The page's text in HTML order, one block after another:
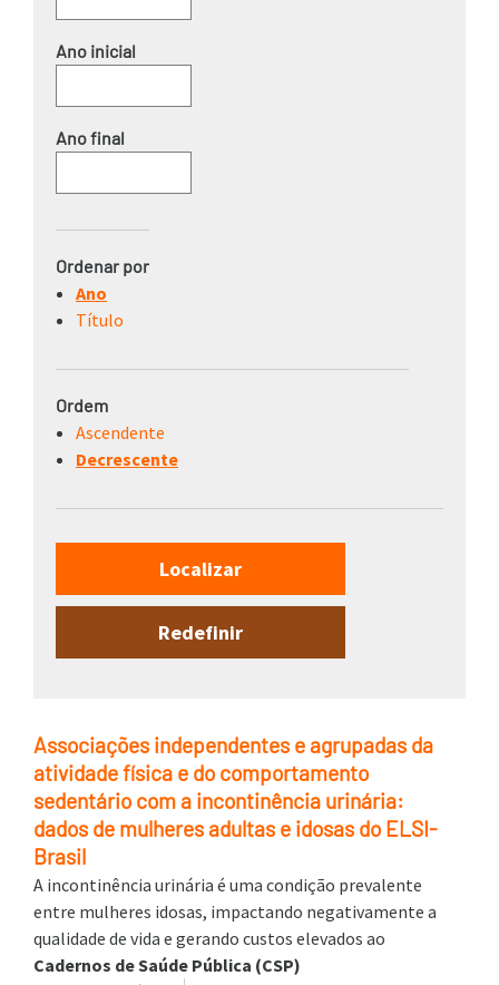
Ordenar por
Ano
Título
Ordem
Ascendente
Decrescente
Associações independentes e agrupadas da
atividade física e do comportamento
sedentário com a incontinência urinária:
dados de mulheres adultas e idosas do ELSI-
Brasil
A incontinência urinária é uma condição prevalente
entre mulheres idosas, impactando negativamente a
qualidade de vida e gerando custos elevados ao
Cadernos de Saúde Pública (CSP)